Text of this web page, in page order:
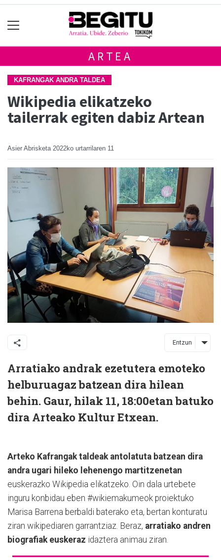
ARTEA
KAFRANGAK ANDRA TALDEA
Wikipedia elikatzeko
tailerrak egiten dabiz Artean
Asier Abrisketa 2022ko urtarrilaren 11
Entzun
Arratiako andrak ezetutera emoteko
helburuagaz batzean dira hilean
behin. Gaur, hilak 11, 18:00etan batuko
dira Arteako Kultur Etxean.
Arteko Kafrangak taldeak antolatuta batzean dira
andra ugari hileko lehenengo martitzenetan
euskerazko Wikipedia elikatzeko. Oin dala urtebete
inguru konbidau eben #wikiemakumeok proiektuko
Marisa Barrena berbaldi baterako eta, bertan konturatu
ziran wikipediaren garrantziaz. Beraz, arratiako andren
biografiak euskeraz idaztera animau ziran.